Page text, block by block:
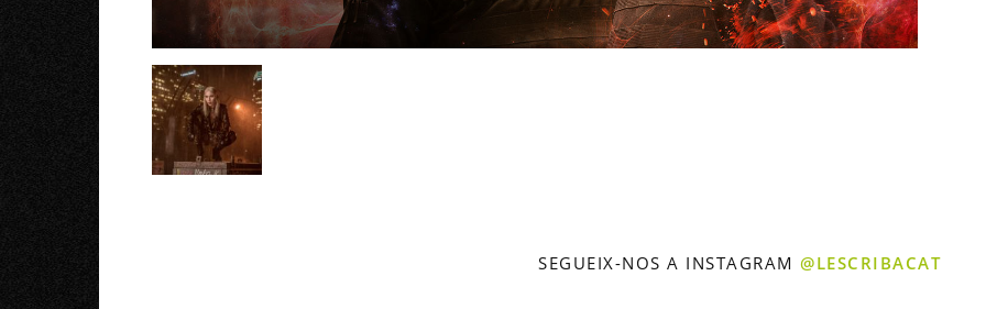
SEGUEIX-NOS A INSTAGRAM @LESCRIBACAT